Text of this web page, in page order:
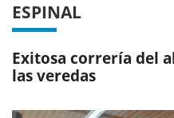
ESPINAL
Exitosa correría del
las veredas